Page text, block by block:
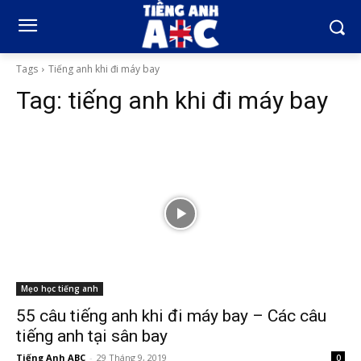
Tags Tiếng anh khi đi máy bay
Tag: tiếng anh khi đi máy bay
Mẹo học tiếng anh
55 câu tiếng anh khi đi máy bay – Các câu
tiếng anh tại sân bay
Tiếng Anh ABC - 29 Tháng 9, 2019 0